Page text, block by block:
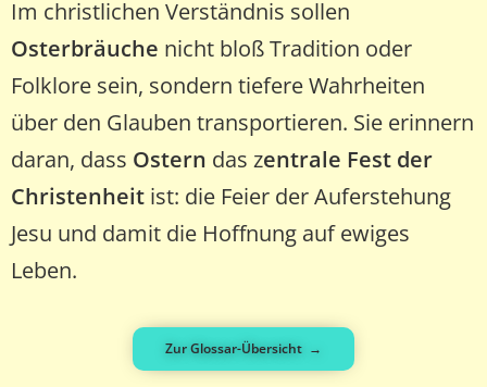
Im christlichen Verständnis sollen
Osterbräuche nicht bloß Tradition oder
Folklore sein, sondern tiefere Wahrheiten
über den Glauben transportieren. Sie erinnern
daran, dass Ostern das zentrale Fest der
Christenheit ist: die Feier der Auferstehung
Jesu und damit die Hoffnung auf ewiges
Leben.
Zur Glossar-Übersicht →